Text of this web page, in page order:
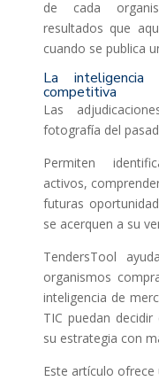
de cada
resultados que
cuando se publica
La
competitiva
Las
fotografía del
Permiten
activos,
futuras
se acerquen a su
TendersTool
organismos
inteligencia de
TIC puedan
su estrategia con
Este artículo ofrece